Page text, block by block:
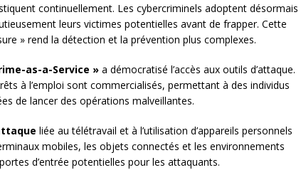
continuellement. Les cybercriminels adoptent désormais
leurs victimes potentielles avant de frapper. Cette
» rend la détection et la prévention plus complexes.
as-a-Service » a démocratisé l’accès aux outils d’attaque.
à l’emploi sont commercialisés, permettant à des individus
de lancer des opérations malveillantes.
liée au télétravail et à l’utilisation d’appareils personnels
mobiles, les objets connectés et les environnements
d’entrée potentielles pour les attaquants.